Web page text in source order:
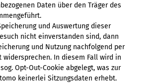
Daten über den Träger des
und Auswertung dieser
nicht einverstanden sind, dann
und Nutzung nachfolgend per
widersprechen. In diesem Fall wird in
Opt-Out-Cookie abgelegt, was zur
keinerlei Sitzungsdaten erhebt.